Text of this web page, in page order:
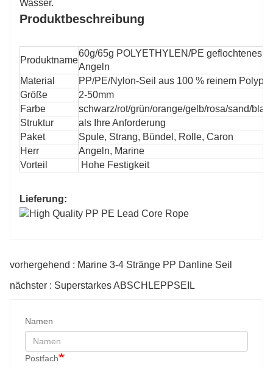
Wasser.
Produktbeschreibung
Produktname
60g/65g POLYETHYLEN/PE geflochtenes
Angeln
Material
PP/PE/Nylon-Seil aus 100 % reinem
Größe
2-50mm
Farbe
schwarz/rot/grün/orange/gelb/rosa/sand/
Struktur
als Ihre Anforderung
Paket
Spule, Strang, Bündel, Rolle, Caron
Herr
Angeln, Marine
Vorteil
Hohe Festigkeit
Lieferung:
vorhergehend : Marine 3-4 Stränge PP Danline Seil
nächster : Superstarkes ABSCHLEPPSEIL
Namen
Postfach